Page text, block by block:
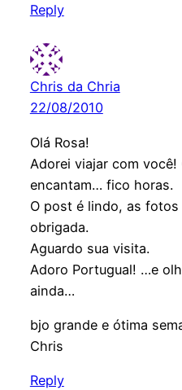
Reply
Chris da Chria
22/08/2010
Olá Rosa!
Adorei viajar com você!
encantam… fico horas.
O post é lindo, as fotos
obrigada.
Aguardo sua visita.
Adoro Portugual! …e
ainda…
bjo grande e ótima
Chris
Reply